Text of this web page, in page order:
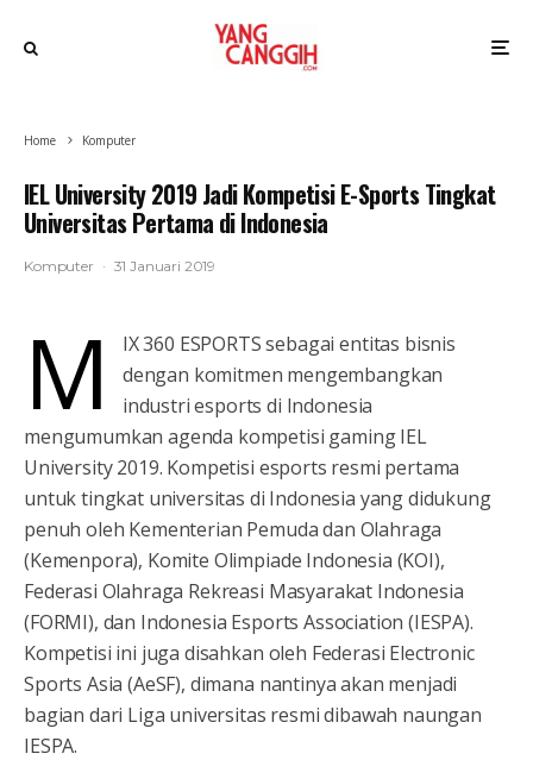
Home Komputer
IEL University 2019 Jadi Kompetisi E-Sports Tingkat
Universitas Pertama di Indonesia
Komputer · 31 Januari 2019
M
IX 360 ESPORTS sebagai entitas bisnis
dengan komitmen mengembangkan
industri esports di Indonesia
mengumumkan agenda kompetisi gaming IEL
University 2019. Kompetisi esports resmi pertama
untuk tingkat universitas di Indonesia yang didukung
penuh oleh Kementerian Pemuda dan Olahraga
(Kemenpora), Komite Olimpiade Indonesia (KOI),
Federasi Olahraga Rekreasi Masyarakat Indonesia
(FORMI), dan Indonesia Esports Association (IESPA).
Kompetisi ini juga disahkan oleh Federasi Electronic
Sports Asia (AeSF), dimana nantinya akan menjadi
bagian dari Liga universitas resmi dibawah naungan
IESPA.